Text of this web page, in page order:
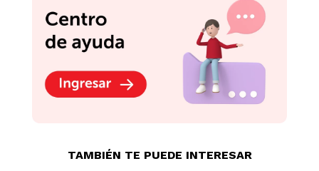
TAMBIÉN TE PUEDE INTERESAR